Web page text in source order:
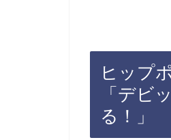
ヒップ
「デビ
る！」